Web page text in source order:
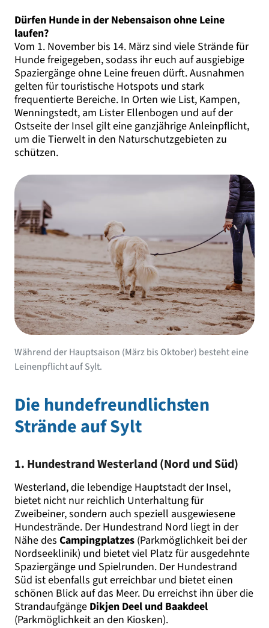
Dürfen Hunde in der Nebensaison ohne Leine
laufen?
Vom 1. November bis 14. März sind viele Strände für
Hunde freigegeben, sodass ihr euch auf ausgiebige
Spaziergänge ohne Leine freuen dürft. Ausnahmen
gelten für touristische Hotspots und stark
frequentierte Bereiche. In Orten wie List, Kampen,
Wenningstedt, am Lister Ellenbogen und auf der
Ostseite der Insel gilt eine ganzjährige Anleinpflicht,
um die Tierwelt in den Naturschutzgebieten zu
schützen.
Während der Hauptsaison (März bis Oktober) besteht eine
Leinenpflicht auf Sylt.
Die hundefreundlichsten
Strände auf Sylt
1. Hundestrand Westerland (Nord und Süd)
Westerland, die lebendige Hauptstadt der Insel,
bietet nicht nur reichlich Unterhaltung für
Zweibeiner, sondern auch speziell ausgewiesene
Hundestrände. Der Hundestrand Nord liegt in der
Nähe des Campingplatzes (Parkmöglichkeit bei der
Nordseeklinik) und bietet viel Platz für ausgedehnte
Spaziergänge und Spielrunden. Der Hundestrand
Süd ist ebenfalls gut erreichbar und bietet einen
schönen Blick auf das Meer. Du erreichst ihn über die
Strandaufgänge Dikjen Deel und Baakdeel
(Parkmöglichkeit an den Kiosken).